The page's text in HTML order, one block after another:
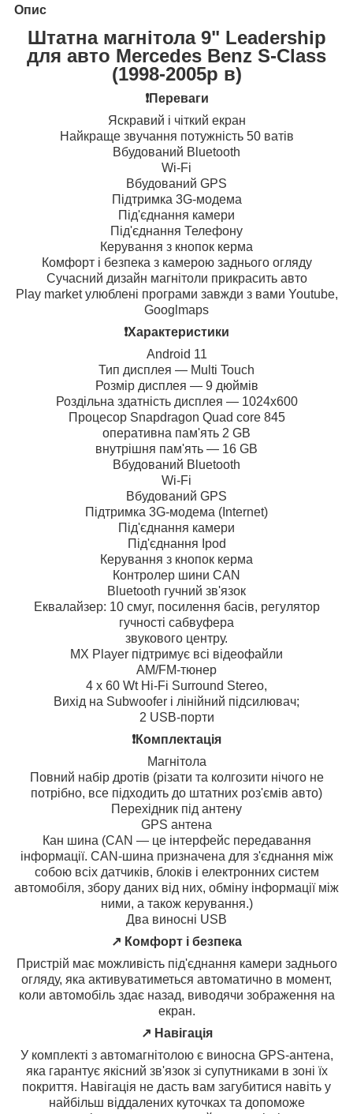
Опис
Штатна магнітола 9" Leadership
для авто Mercedes Benz S-Class
(1998-2005р в)
❗️Переваги
Яскравий і чіткий екран
Найкраще звучання потужність 50 ватів
Вбудований Bluetooth
Wi-Fi
Вбудований GPS
Підтримка 3G-модема
Під'єднання камери
Під'єднання Телефону
Керування з кнопок керма
Комфорт і безпека з камерою заднього огляду
Сучасний дизайн магнітоли прикрасить авто
Play market улюблені програми завжди з вами Youtube,
Googlmaps
❗️Характеристики
Android 11
Тип дисплея — Multi Touch
Розмір дисплея — 9 дюймів
Роздільна здатність дисплея — 1024х600
Процесор Snapdragon Quad core 845
оперативна пам'ять 2 GB
внутрішня пам'ять — 16 GB
Вбудований Bluetooth
Wi-Fi
Вбудований GPS
Підтримка 3G-модема (Internet)
Під'єднання камери
Під'єднання Ipod
Керування з кнопок керма
Контролер шини CAN
Bluetooth гучний зв'язок
Еквалайзер: 10 смуг, посилення басів, регулятор
гучності сабвуфера
звукового центру.
MX Player підтримує всі відеофайли
AM/FM-тюнер
4 х 60 Wt Hi-Fi Surround Stereo,
Вихід на Subwoofer і лінійний підсилювач;
2 USB-порти
❗️Комплектація
Магнітола
Повний набір дротів (різати та колгозити нічого не
потрібно, все підходить до штатних роз'ємів авто)
Перехідник під антену
GPS антена
Кан шина (CAN — це інтерфейс передавання
інформації. CAN-шина призначена для з'єднання між
собою всіх датчиків, блоків і електронних систем
автомобіля, збору даних від них, обміну інформації між
ними, а також керування.)
Два виносні USB
↗️ Комфорт і безпека
Пристрій має можливість під'єднання камери заднього
огляду, яка активуватиметься автоматично в момент,
коли автомобіль здає назад, виводячи зображення на
екран.
↗️ Навігація
У комплекті з автомагнітолою є виносна GPS-антена,
яка гарантує якісний зв'язок зі супутниками в зоні їх
покриття. Навігація не дасть вам загубитися навіть у
найбільш віддалених куточках та допоможе